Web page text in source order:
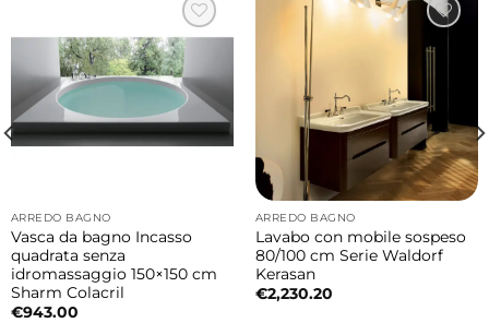
Il lavabo è dotato di sistema di troppo pieno
per garantire sicurezza e prevenire
fuoriuscite d’acqua.
Disponibile in diverse finiture colore
Il lavabo è disponibile nelle finitureBiancoe
, per integrarsi facilmente in
ambienti bagno moderni e luminosi.
Ceramica resistente e di alta qualità
La ceramica Galassia assicura elevata
ARREDO BAGNO
Vasca da bagno Incasso
quadrata senza
idromassaggio 150×150 cm
Sharm Colacril
€943.00
ARREDO BAGNO
Lavabo con mobile sospeso
80/100 cm Serie Waldorf
Kerasan
€2,230.20